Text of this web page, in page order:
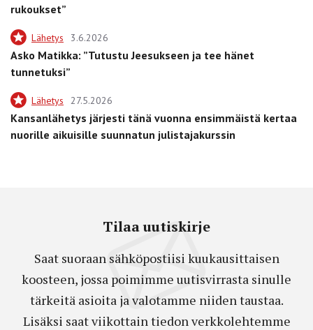
rukoukset”
Lähetys 3.6.2026
Asko Matikka: ”Tutustu Jeesukseen ja tee hänet
tunnetuksi”
Lähetys 27.5.2026
Kansanlähetys järjesti tänä vuonna ensimmäistä kertaa
nuorille aikuisille suunnatun julistajakurssin
Tilaa uutiskirje
Saat suoraan sähköpostiisi kuukausittaisen
koosteen, jossa poimimme uutisvirrasta sinulle
tärkeitä asioita ja valotamme niiden taustaa.
Lisäksi saat viikottain tiedon verkkolehtemme